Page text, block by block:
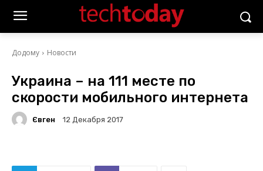
Додому Новости
Украина – на 111 месте по
скорости мобильного интернета
Євген 12 Декабря 2017